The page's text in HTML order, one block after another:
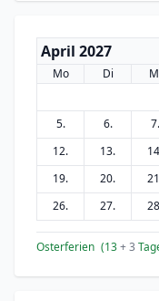
April 2027
Mo Di
5.
6. 7.
12.
13.
19.
20.
26.
27.
Osterferien (13+ 3